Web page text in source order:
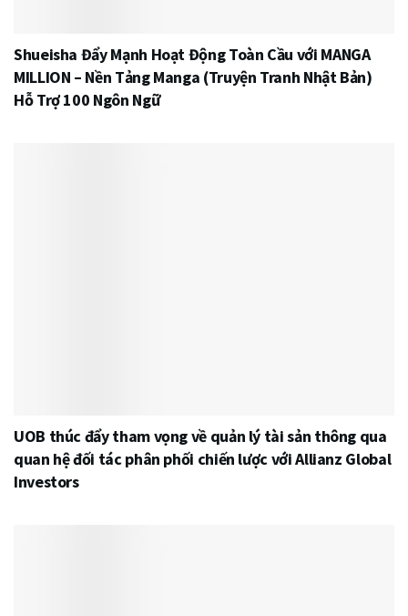
Shueisha Đẩy Mạnh Hoạt Động Toàn Cầu với MANGA
MILLION – Nền Tảng Manga (Truyện Tranh Nhật Bản)
Hỗ Trợ 100 Ngôn Ngữ
UOB thúc đẩy tham vọng về quản lý tài sản thông qua
quan hệ đối tác phân phối chiến lược với Allianz Global
Investors